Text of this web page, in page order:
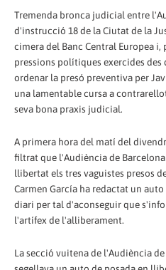
Tremenda bronca judicial entre
d'instrucció 18 de la Ciutat de la
cimera del Banc Central Europea
pressions polítiques exercides des
ordenar la presó preventiva per
una lamentable cursa a
seva bona praxis judicial.
A primera hora del matí del
filtrat que l'Audiència de
llibertat els tres vaguistes presos
Carmen García ha redactat un
diari per tal d'aconseguir que
l'artífex de l'alliberament.
La secció vuitena de l'Audiència